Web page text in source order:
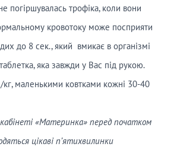
погіршувалась трофіка, коли вони
кровотоку може посприяти
до 8 сек., який вмикає в організмі
яка завжди у Вас під рукою.
маленькими ковтками кожні 30-40
«Материнка» перед початком
цікаві п’ятихвилинки